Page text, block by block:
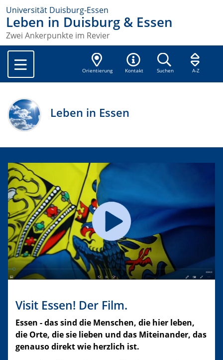
Universität Duisburg-Essen
Leben in Duisburg & Essen
Zwei Ankerpunkte im Revier
Orientierung Kontakt Suchen A-Z
Leben in Essen
Visit Essen! Der Film.
Essen - das sind die Menschen, die hier leben,
die Orte, die sie lieben und das Miteinander, das
genauso direkt wie herzlich ist.